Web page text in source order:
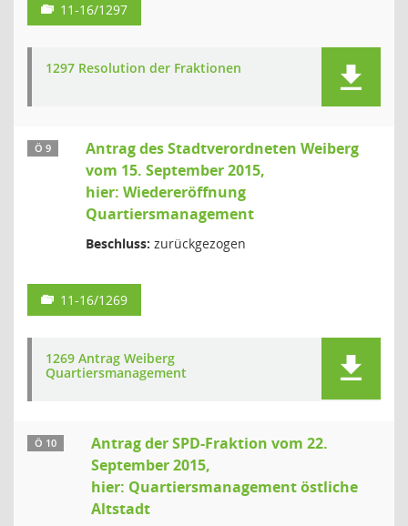
11-16/1297
1297 Resolution der Fraktionen
Ö 9
Antrag des Stadtverordneten Weiberg
vom 15. September 2015,
hier: Wiedereröffnung
Quartiersmanagement
Beschluss: zurückgezogen
11-16/1269
1269 Antrag Weiberg
Quartiersmanagement
Ö 10
Antrag der SPD-Fraktion vom 22.
September 2015,
hier: Quartiersmanagement östliche
Altstadt